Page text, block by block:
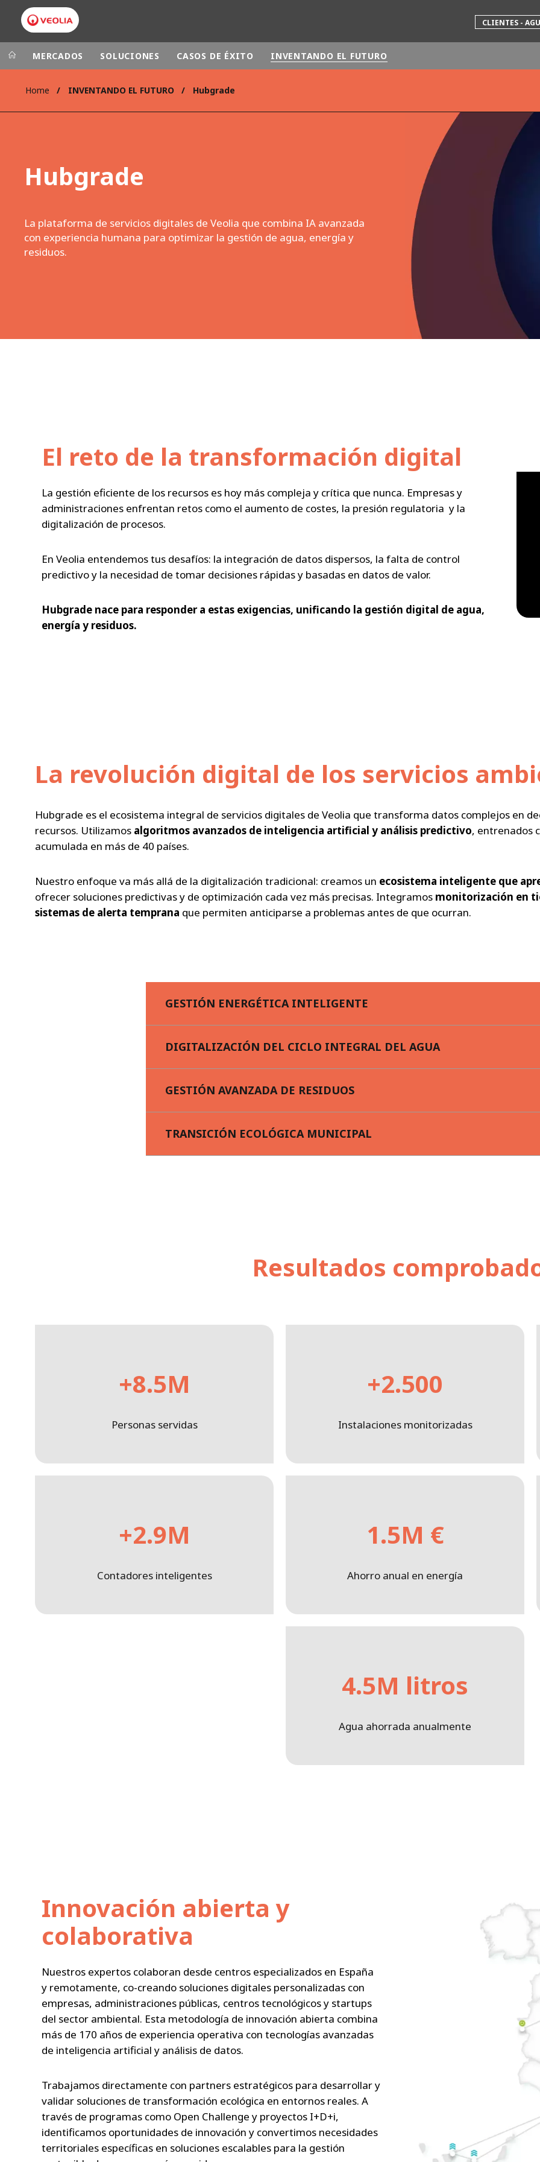
CLIENTES -
Grupo Veolia
FUNDACIÓN
Presencia mundial
NORTEAMÉRICA
ÁFRICA Y ORIENTE MEDIO
MERCADOS SOLUCIONES CASOS DE ÉXITO INVENTANDO EL FUTURO
Home INVENTANDO EL FUTURO Hubgrade
Hubgrade
La plataforma de servicios digitales de Veolia que combina IA avanzada
con experiencia humana para optimizar la gestión de agua, energía y
residuos.
El reto de la transformación digital
La gestión eficiente de los recursos es hoy más compleja y crítica que nunca. Empresas y
administraciones enfrentan retos como el aumento de costes, la presión regulatoria y la
digitalización de procesos.
En Veolia entendemos tus desafíos: la integración de datos dispersos, la falta de control
predictivo y la necesidad de tomar decisiones rápidas y basadas en datos de valor.
Hubgrade nace para responder a estas exigencias, unificando la gestión digital de agua,
energía y residuos.
La revolución digital de los servicios
Hubgrade es el ecosistema integral de servicios digitales de Veolia que transforma datos complejos en
recursos. Utilizamos algoritmos avanzados de inteligencia artificial y análisis predictivo, entrenados
acumulada en más de 40 países.
Nuestro enfoque va más allá de la digitalización tradicional: creamos un ecosistema inteligente que
ofrecer soluciones predictivas y de optimización cada vez más precisas. Integramos monitorización en
sistemas de alerta temprana que permiten anticiparse a problemas antes de que ocurran.
GESTIÓN ENERGÉTICA INTELIGENTE
DIGITALIZACIÓN DEL CICLO INTEGRAL DEL AGUA
GESTIÓN AVANZADA DE RESIDUOS
TRANSICIÓN ECOLÓGICA MUNICIPAL
Resultados
+8.5M
Personas servidas
+2.500
Instalaciones monitorizadas
+2.9M
Contadores inteligentes
1.5M €
Ahorro anual en energía
4.5M litros
Agua ahorrada anualmente
Innovación abierta y
colaborativa
Nuestros expertos colaboran desde centros especializados en España
y remotamente, co-creando soluciones digitales personalizadas con
empresas, administraciones públicas, centros tecnológicos y startups
del sector ambiental. Esta metodología de innovación abierta combina
más de 170 años de experiencia operativa con tecnologías avanzadas
de inteligencia artificial y análisis de datos.
Trabajamos directamente con partners estratégicos para desarrollar y
validar soluciones de transformación ecológica en entornos reales. A
través de programas como Open Challenge y proyectos I+D+i,
identificamos oportunidades de innovación y convertimos necesidades
territoriales específicas en soluciones escalables para la gestión